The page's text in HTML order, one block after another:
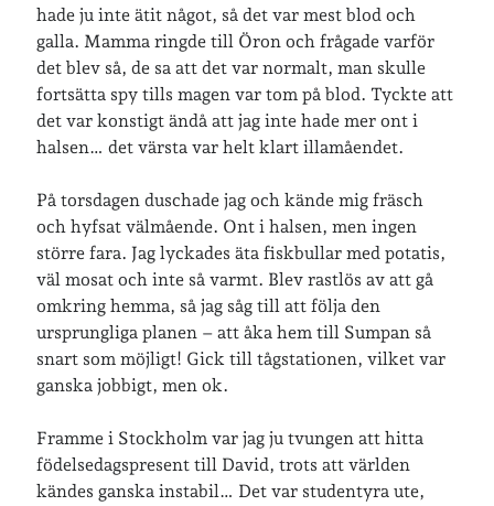
Flöde för kommentarer
WordPress.org
hade ju inte ätit något, så det var mest blod och
galla. Mamma ringde till Öron och frågade varför
det blev så, de sa att det var normalt, man skulle
fortsätta spy tills magen var tom på blod. Tyckte att
det var konstigt ändå att jag inte hade mer ont i
halsen… det värsta var helt klart illamåendet.
På torsdagen duschade jag och kände mig fräsch
och hyfsat välmående. Ont i halsen, men ingen
större fara. Jag lyckades äta fiskbullar med potatis,
väl mosat och inte så varmt. Blev rastlös av att gå
omkring hemma, så jag såg till att följa den
ursprungliga planen – att åka hem till Sumpan så
snart som möjligt! Gick till tågstationen, vilket var
ganska jobbigt, men ok.
Framme i Stockholm var jag ju tvungen att hitta
födelsedagspresent till David, trots att världen
kändes ganska instabil… Det var studentyra ute,